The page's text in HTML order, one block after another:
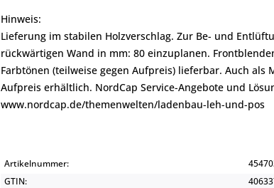
Hinweis:
Lieferung im stabilen Holzverschlag. Zur Be- und
rückwärtigen Wand in mm: 80 einzuplanen.
Farbtönen (teilweise gegen Aufpreis) lieferbar. Auch
Aufpreis erhältlich. NordCap Service-Angebote und
www.nordcap.de/themenwelten/ladenbau-leh-und-pos
Artikelnummer:
GTIN: